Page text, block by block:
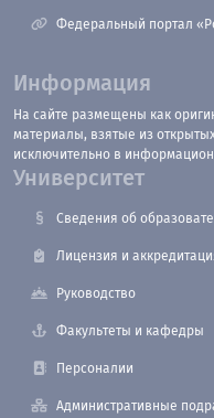
Федеральный портал
Информация
На сайте размещены как
материалы, взятые из
исключительно в
Университет
Сведения об
Лицензия и
Руководство
Факультеты и кафедры
Персоналии
Административные